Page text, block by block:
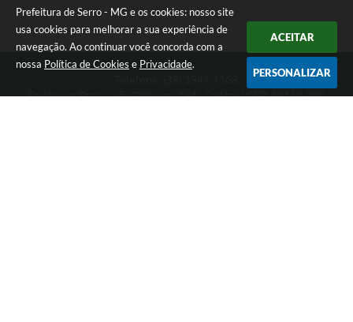
Prefeitura de Serro - MG e os cookies: nosso site
usa cookies para melhorar a sua experiência de
navegação. Ao continuar você concorda com a
nossa Política de Cookies e Privacidade.
ACEITAR
PERSONALIZAR
Endereço: Praça João Pinheiro, 154 - Centro | CEP: 39150-000